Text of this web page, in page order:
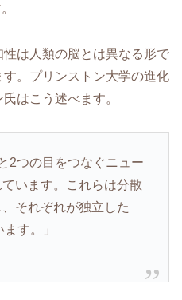
は人類の脳とは異なる形で
。プリンストン大学の進化
はこう述べます。
2つの目をつなぐニュー
います。これらは分散
それぞれが独立した
す。」